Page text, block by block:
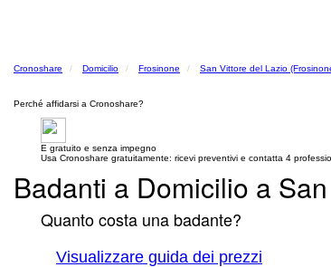
Cronoshare Domicilio Frosinone San Vittore del Lazio
Perché affidarsi a Cronoshare?
E gratuito e senza impegno
Usa Cronoshare gratuitamente: ricevi preventivi e contatta 4
Badanti a Domicilio a
Quanto costa una badante?
Visualizzare guida dei prezzi